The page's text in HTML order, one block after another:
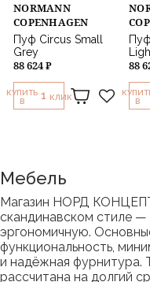
NORMANN
COPENHAGEN
Пуф Circus Small
Grey
88 624 ₽
КУПИТЬ
В
1 КЛИК
88
В
Мебель
Магазин НОРД
скандинавском стиле
эргономичную.
функциональность,
и надёжная фурнитура.
рассчитана на долгий